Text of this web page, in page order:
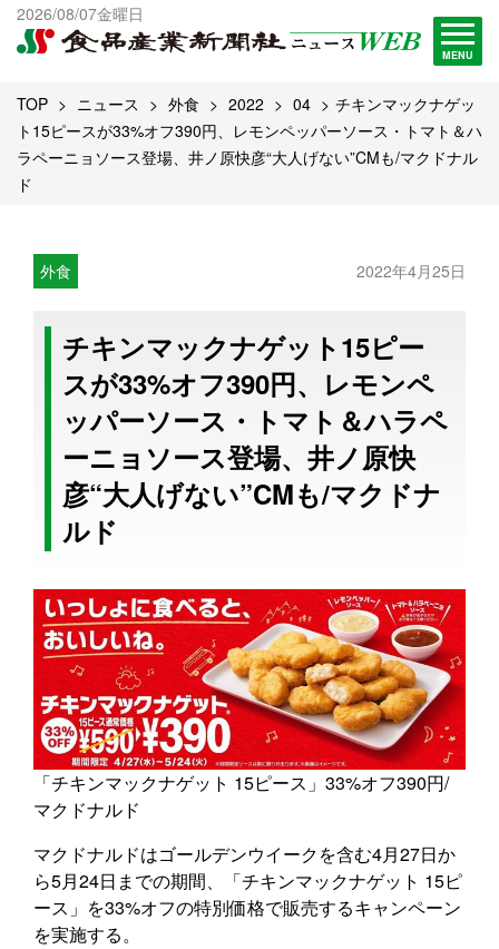
2026/08/07金曜日
MENU
出版物一覧へ
試読・購読申し込み
TOP ニュース 外食 2022 04
チキンマックナゲッ
ト15ピースが33%オフ390円、レモンペッパーソース・トマト＆ハ
ラペーニョソース登場、井ノ原快彦“大人げない”CMも/マクドナル
ド
外食 2022年4月25日
チキンマックナゲット15ピー
スが33%オフ390円、レモンペ
ッパーソース・トマト＆ハラペ
ーニョソース登場、井ノ原快
彦“大人げない”CMも/マクドナ
ルド
「チキンマックナゲット 15ピース」33%オフ390円/
マクドナルド
マクドナルドはゴールデンウイークを含む4月27日か
ら5月24日までの期間、「チキンマックナゲット 15ピ
ース」を33%オフの特別価格で販売するキャンペーン
を実施する。